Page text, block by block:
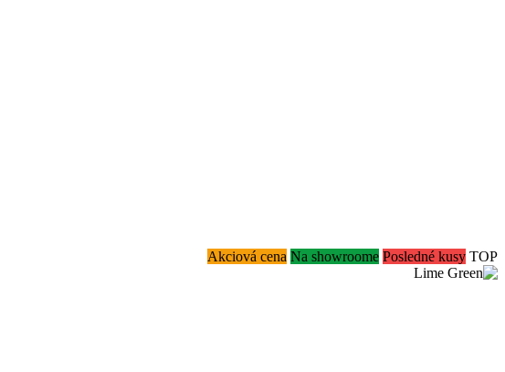
Akciová cena Na showroome Posledné kusy TOP